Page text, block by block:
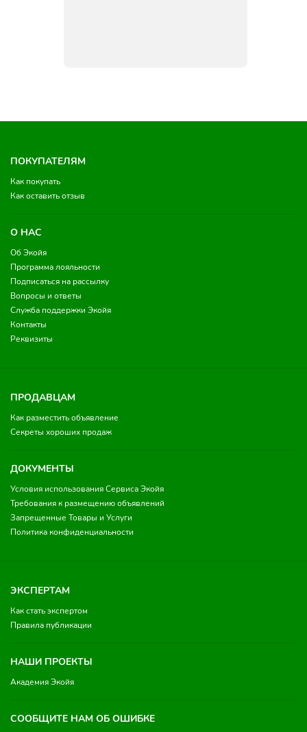
ПОКУПАТЕЛЯМ
Как покупать
Как оставить отзыв
О НАС
Об Экойя
Программа лояльности
Подписаться на рассылку
Вопросы и ответы
Служба поддержки Экойя
Контакты
Реквизиты
ПРОДАВЦАМ
Как разместить объявление
Секреты хороших продаж
ДОКУМЕНТЫ
Условия использования Сервиса Экойя
Требования к размещению объявлений
Запрещенные Товары и Услуги
Политика конфиденциальности
ЭКСПЕРТАМ
Как стать экспертом
Правила публикации
НАШИ ПРОЕКТЫ
Академия Экойя
СООБЩИТЕ НАМ ОБ ОШИБКЕ